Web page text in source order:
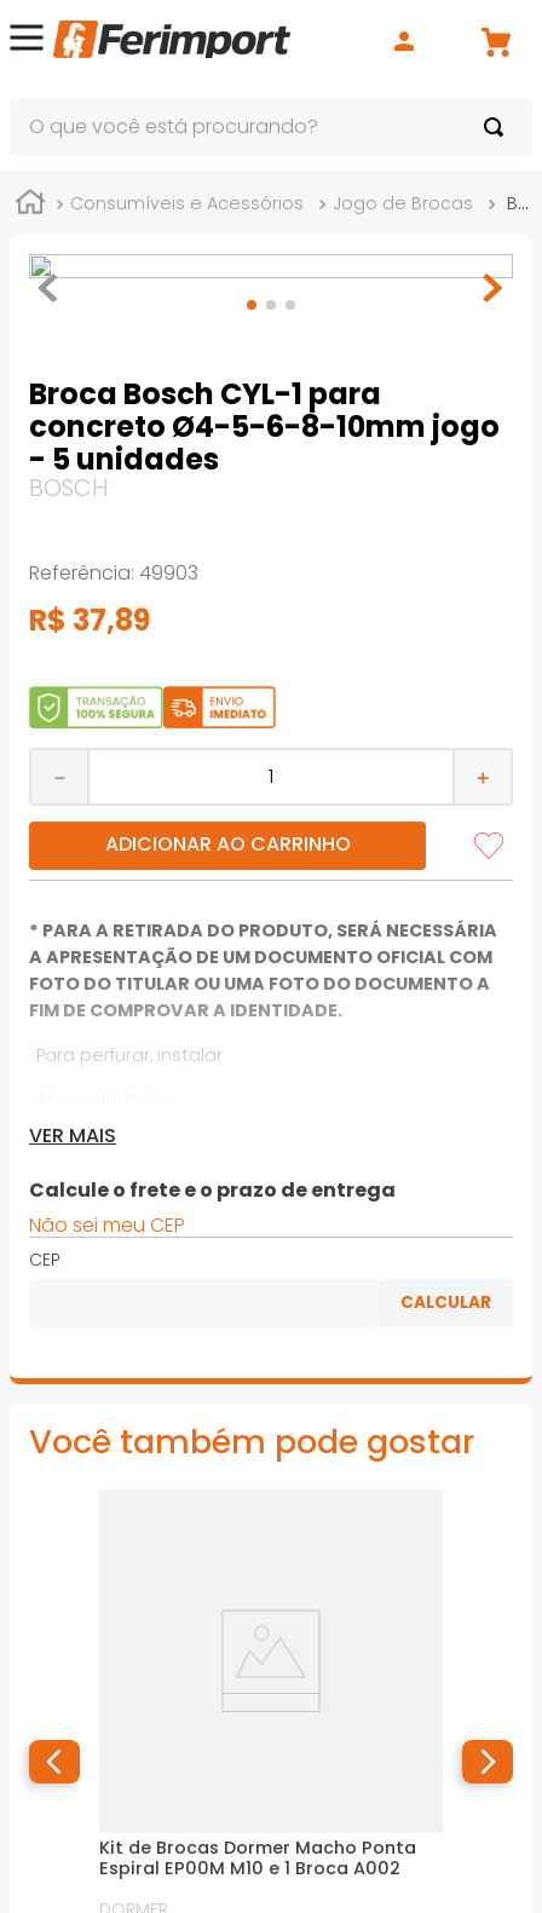
Consumíveis e Acessórios Jogo de Brocas Broca Bosch CYL-1 para concreto Ø4-5-6-8-10mm jogo - 5 unidades
Broca Bosch CYL-1 para
concreto Ø4-5-6-8-10mm jogo
- 5 unidades
BOSCH
Referência: 49903
R$ 37,89
＋
－
ADICIONAR AO CARRINHO
* PARA A RETIRADA DO PRODUTO, SERÁ NECESSÁRIA
A APRESENTAÇÃO DE UM DOCUMENTO OFICIAL COM
FOTO DO TITULAR OU UMA FOTO DO DOCUMENTO A
FIM DE COMPROVAR A IDENTIDADE.
· Para perfurar, instalar
· A forma de U com 2 espirais oferece boa remoção
· A ponta em metal duro torna a broca mais
resistente ao desgaste
VER MAIS
Calcule o frete e o prazo de entrega
Não sei meu CEP
CEP
Você também pode gostar
Kit de Brocas Dormer Macho Ponta
Espiral EP00M M10 e 1 Broca A002